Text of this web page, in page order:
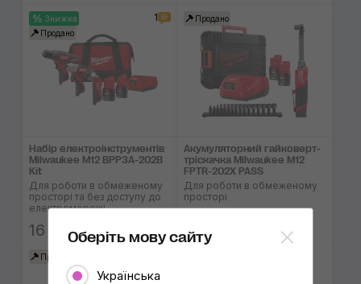
Знижка
Продано
1
Набір електроінстру­ментів
Milwaukee М12 ВPP3А-202В
Kit
Для роботи в обмеженому
просторі та без доступу до
електромережі
16 790 ₴
Продано
Акумуляторний гайковерт-
тріскачка Milwaukee M12
FPTR-202X PASS
Для роботи в обмеженому
просторі
21 525 ₴
Продано
Оберіть мову сайту
Українська